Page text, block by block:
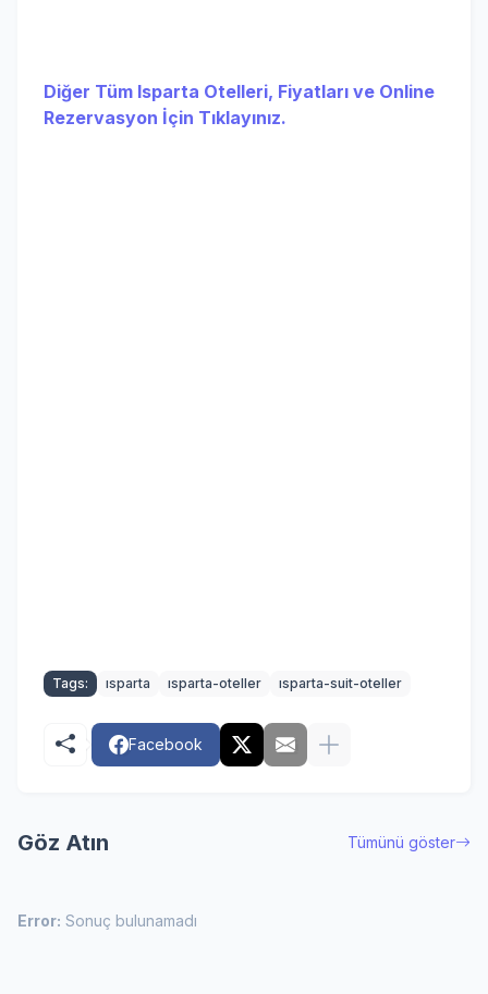
Diğer Tüm Isparta Otelleri, Fiyatları ve Online
Rezervasyon İçin Tıklayınız.
Tags: ısparta ısparta-oteller ısparta-suit-oteller
Facebook
Göz Atın Tümünü göster
Error: Sonuç bulunamadı